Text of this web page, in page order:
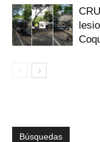
Búsquedas